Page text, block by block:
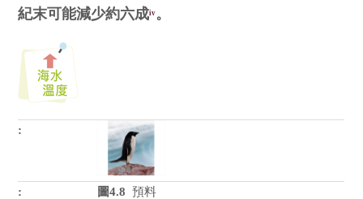
紀末可能減少約六成iv 。
圖4.8 預料